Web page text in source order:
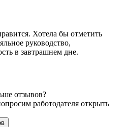
Хотела бы отметить
руководство,
в завтрашнем дне.
отзывов?
работодателя открыть